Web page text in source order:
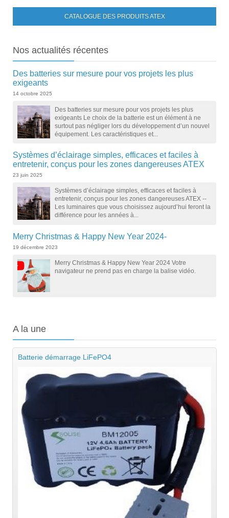
CATALOGUE DES PRODUITS ATEX
Nos actualités récentes
Des batteries sur mesure pour vos projets les plus
exigeants
14 octobre 2025
Des batteries sur mesure pour vos projets les plus
exigeants Le choix de la batterie est un élément à ne
surtout pas négliger lors du développement d’un nouvel
équipement. Les caractéristiques et...
Systèmes d’éclairage simples, efficaces et faciles à
entretenir, conçus pour les zones dangereuses ATEX
23 juin 2025
Systèmes d’éclairage simples, efficaces et faciles à
entretenir, conçus pour les zones dangereuses ATEX --
Les luminaires que vous choisissez aujourd’hui feront la
différence pour les années à...
Merry Christmas & Happy New Year 2024-
19 décembre 2023
Merry Christmas & Happy New Year 2024 Votre
navigateur ne prend pas en charge la balise vidéo.
Ala une
Batterie démarrage LiFePO4